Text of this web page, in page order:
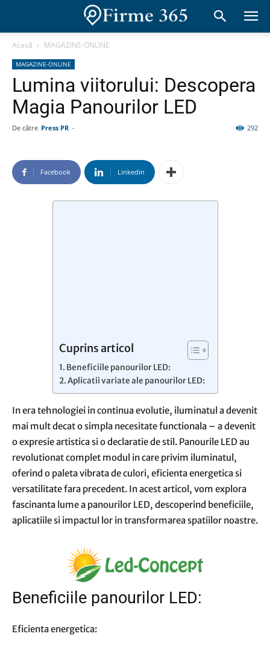
Acasă MAGAZINE-ONLINE
MAGAZINE-ONLINE
Lumina viitorului: Descopera
Magia Panourilor LED
De către Press PR - 292
Facebook Linkedin
Cuprins articol
Beneficiile panourilor LED:
Aplicatii variate ale panourilor LED:
In era tehnologiei in continua evolutie, iluminatul a devenit
mai mult decat o simpla necesitate functionala – a devenit
o expresie artistica si o declaratie de stil. Panourile LED au
revolutionat complet modul in care privim iluminatul,
oferind o paleta vibrata de culori, eficienta energetica si
versatilitate fara precedent. In acest articol, vom explora
fascinanta lume a panourilor LED, descoperind beneficiile,
aplicatiile si impactul lor in transformarea spatiilor noastre.
Beneficiile panourilor LED:
Eficienta energetica: